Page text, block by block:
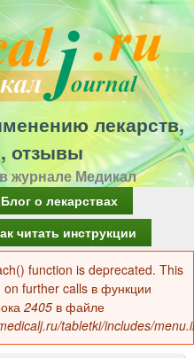
лекарств,
отзывы
журнале Медикал
Блог о лекарствах
читать инструкции
function is deprecated. This
further calls в функции
2405 в файле
tabletki/includes/